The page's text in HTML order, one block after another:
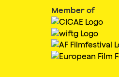
Member of